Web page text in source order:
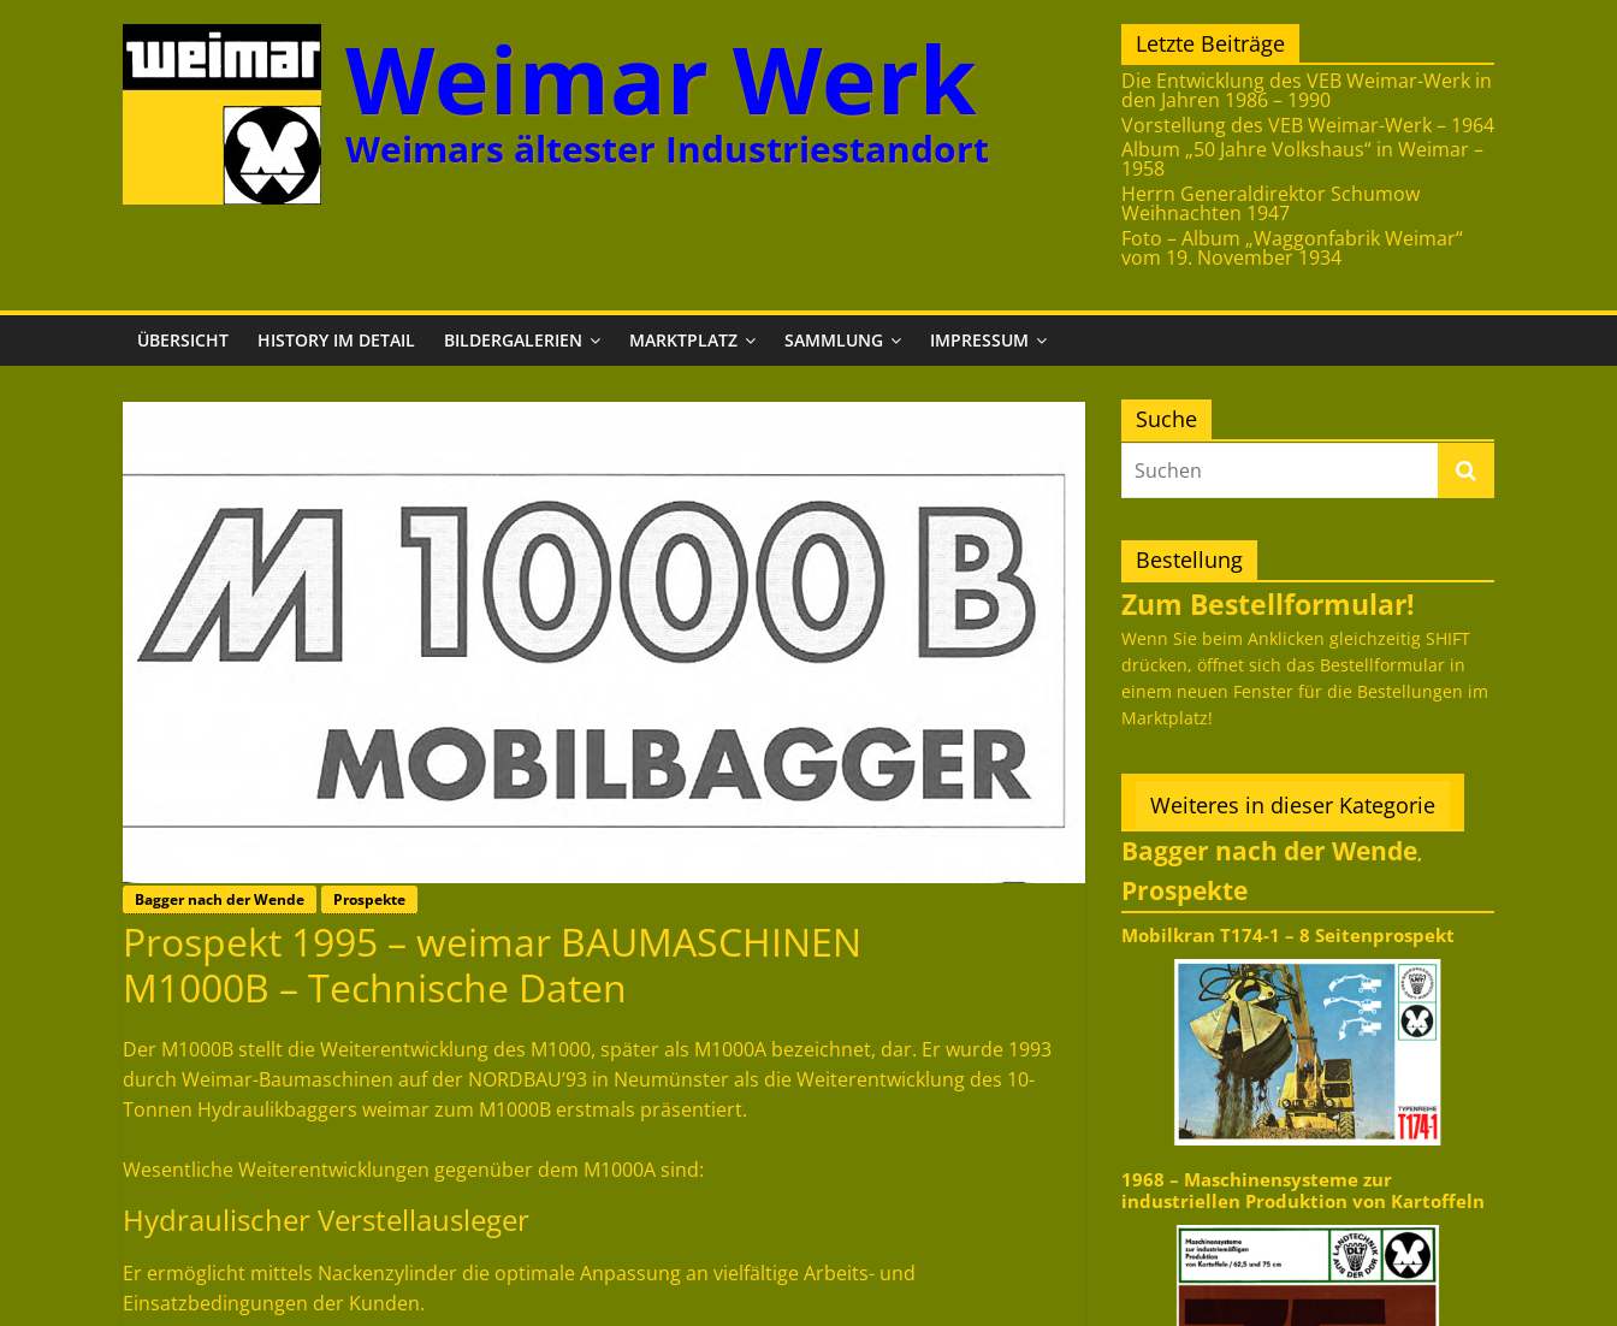
Weimar Werk
Weimars ältester Industriestandort
Letzte Beiträge
Die Entwicklung des VEB Weimar-Werk in
den Jahren 1986 – 1990
Vorstellung des VEB Weimar-Werk – 1964
Album „50 Jahre Volkshaus“ in Weimar –
1958
Herrn Generaldirektor Schumow
Weihnachten 1947
Foto – Album „Waggonfabrik Weimar“
vom 19. November 1934
ÜBERSICHT HISTORY IM DETAIL BILDERGALERIEN MARKTPLATZ SAMMLUNG IMPRESSUM
Bagger nach der Wende Prospekte
Prospekt 1995 – weimar BAUMASCHINEN
M1000B – Technische Daten
Der M1000B stellt die Weiterentwicklung des M1000, später als M1000A bezeichnet, dar. Er wurde 1993
durch Weimar-Baumaschinen auf der NORDBAU’93 in Neumünster als die Weiterentwicklung des 10-
Tonnen Hydraulikbaggers weimar zum M1000B erstmals präsentiert.
Wesentliche Weiterentwicklungen gegenüber dem M1000A sind:
Hydraulischer Verstellausleger
Er ermöglicht mittels Nackenzylinder die optimale Anpassung an vielfältige Arbeits- und
Einsatzbedingungen der Kunden.
Suche
Bestellung
Zum Bestellformular!
Wenn Sie beim Anklicken gleichzeitig SHIFT
drücken, öffnet sich das Bestellformular in
einem neuen Fenster für die Bestellungen im
Marktplatz!
Weiteres in dieser Kategorie
Bagger nach der Wende,
Prospekte
Mobilkran T174-1 – 8 Seitenprospekt
1968 – Maschinensysteme zur
industriellen Produktion von Kartoffeln